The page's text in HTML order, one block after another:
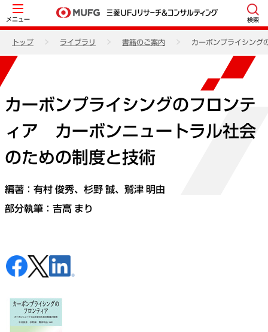
メニュー 検索
トップ ライブラリ 書籍のご案内 カーボンプライシング
カーボンプライシングのフロンテ
ィア カーボンニュートラル社会
のための制度と技術
編著：有村 俊秀、杉野 誠、鷲津 明由
部分執筆：吉高 まり